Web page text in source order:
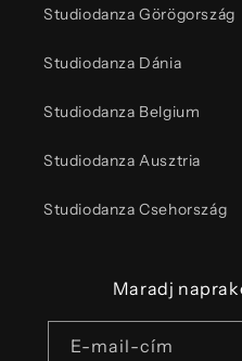
Studiodanza Görögország
Studiodanza Dánia
Studiodanza Belgium
Studiodanza Ausztria
Studiodanza Csehország
Maradj
E-mail-cím